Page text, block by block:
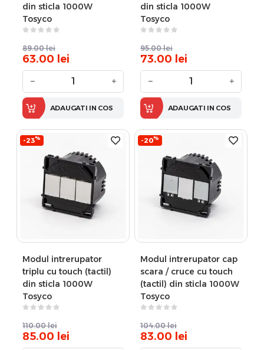
din sticla 1000W
Tosyco
89.00 lei
63.00 lei
− +
ADAUGATI IN COS
din sticla 1000W
Tosyco
95.00 lei
73.00 lei
− +
ADAUGATI IN COS
-23%
Modul intrerupator
triplu cu touch (tactil)
din sticla 1000W
Tosyco
110.00 lei
85.00 lei
-20%
Modul intrerupator cap
scara / cruce cu touch
(tactil) din sticla 1000W
Tosyco
104.00 lei
83.00 lei